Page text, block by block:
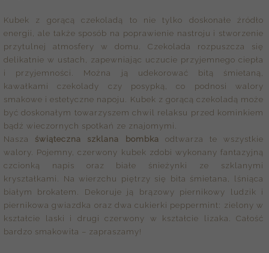
Kubek z gorącą czekoladą to nie tylko doskonałe źródło
energii, ale także sposób na poprawienie nastroju i stworzenie
przytulnej atmosfery w domu. Czekolada rozpuszcza się
delikatnie w ustach, zapewniając uczucie przyjemnego ciepła
i przyjemności. Można ją udekorować bitą śmietaną,
kawałkami czekolady czy posypką, co podnosi walory
smakowe i estetyczne napoju. Kubek z gorącą czekoladą może
być doskonałym towarzyszem chwil relaksu przed kominkiem
bądź wieczornych spotkań ze znajomymi.
Nasza świąteczna szklana bombka odtwarza te wszystkie
walory. Pojemny, czerwony kubek zdobi wykonany fantazyjną
czcionką napis oraz białe śnieżynki ze szklanymi
kryształkami. Na wierzchu piętrzy się bita śmietana, lśniąca
białym brokatem. Dekoruje ją brązowy piernikowy ludzik i
piernikowa gwiazdka oraz dwa cukierki peppermint: zielony w
kształcie laski i drugi czerwony w kształcie lizaka. Całość
bardzo smakowita – zapraszamy!